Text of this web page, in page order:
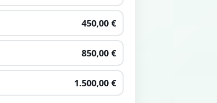
450,00 €
850,00 €
1.500,00 €